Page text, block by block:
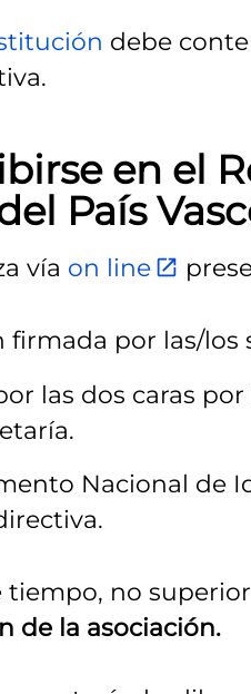
debe
en el
País
vía on line
por las/los
las dos caras
Nacional de
no
de la asociación.